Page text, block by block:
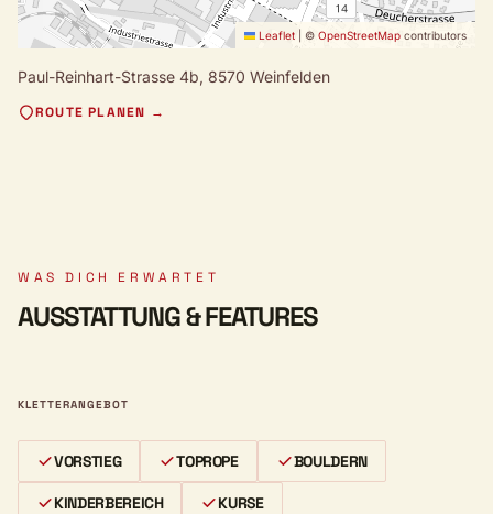
Leaflet © OpenStreetMap contributors
Paul-Reinhart-Strasse 4b, 8570 Weinfelden
ROUTE PLANEN →
WAS DICH ERWARTET
AUSSTATTUNG & FEATURES
KLETTERANGEBOT
VORSTIEG TOPROPE BOULDERN
KINDERBEREICH KURSE